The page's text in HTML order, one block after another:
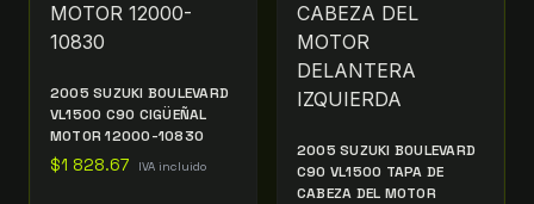
2005 SUZUKI BOULEVARD
VL1500 C90 CIGÜEÑAL
MOTOR 12000-10830
$1 828.67 IVA incluido
2005 SUZUKI BOULEVARD
C90 VL1500 TAPA DE
CABEZA DEL MOTOR